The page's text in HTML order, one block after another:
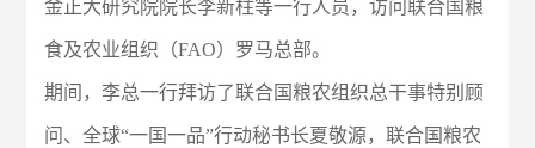
金正大研究院院长李新柱等一行人员，访问联合国粮
食及农业组织（FAO）罗马总部。
期间，李总一行拜访了联合国粮农组织总干事特别顾
问、全球“一国一品”行动秘书长夏敬源，联合国粮农